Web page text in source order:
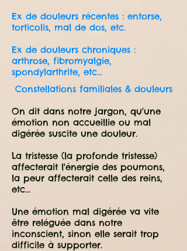
Ex de douleurs récentes : entorse,
torticolis, mal de dos, etc.
Ex de douleurs chroniques :
arthrose, fibromyalgie,
spondylarthrite, etc...
Constellations familiales & douleurs
On dit dans notre jargon, qu'une
émotion non accueillie ou mal
digérée suscite une douleur.
La tristesse (la profonde tristesse)
affecterait l'énergie des poumons,
la peur affecterait celle des reins,
etc...
Une émotion mal digérée va vite
être reléguée dans notre
inconscient, sinon elle serait trop
difficile à supporter.